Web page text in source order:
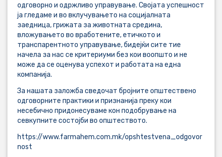
одговорно и одржливо управување. Својата успешност
ја гледаме и во вклучувањето на социјалната
заедница, грижата за животната средина,
вложувањето во вработените, етичкото и
транспарентното управување, бидејќи сите тие
начела за нас се критериуми без кои воопшто и не
може да се оценува успехот и работата на една
компанија.
За нашата заложба сведочат бројните општествено
одговорните практики и признанија преку кои
несебично придонесуваме кон подобрување на
севкупните состојби во општеството.
https://www.farmahem.com.mk/opshtestvena_odgovor
nost